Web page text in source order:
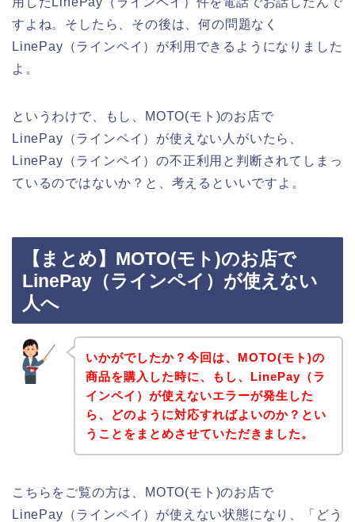
すよね。そしたら、その後は、何の問題なく
LinePay（ラインペイ）が利用できるようになりました
よ。
というわけで、もし、MOTO(モト)のお店で
LinePay（ラインペイ）が使えない人がいたら、
LinePay（ラインペイ）の不正利用と判断されてしまっ
ているのではないか？と、考えるといいですよ。
【まとめ】MOTO(モト)のお店で
LinePay（ラインペイ）が使えない
人へ
いかがでしたか？今回は、MOTO(モト)の
商品を購入した時に、もし、LinePay（ラ
インペイ）が使えないエラーが発生した
ら、どのように対応すればよいのか？とい
うことをまとめさせていただきました。
こちらをご覧の方は、MOTO(モト)のお店で
LinePay（ラインペイ）が使えない状態になり、「どう